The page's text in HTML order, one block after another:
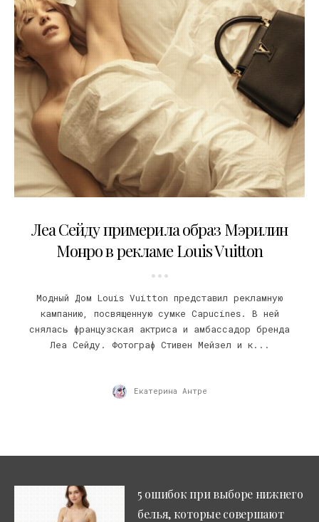
Леа Сейду примерила образ Мэрилин
Монро в рекламе Louis Vuitton
Модный Дом Louis Vuitton представил рекламную
кампанию, посвященную сумке Capucines. В ней
снялась французская актриса и амбассадор бренда
Леа Сейду. Фотограф Стивен Мейзел и к...
Екатерина Антре
5 ошибок при выборе нижнего
белья, которые совершают